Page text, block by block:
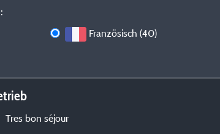
Französisch (40)
Tres bon séjour